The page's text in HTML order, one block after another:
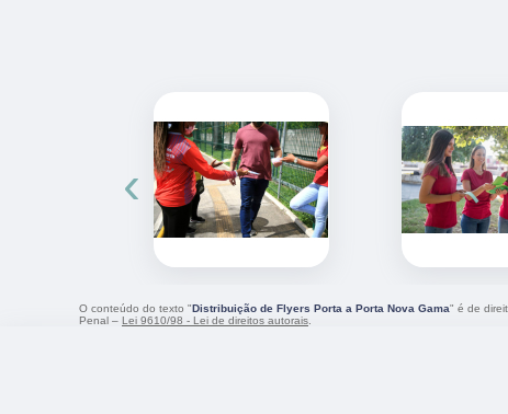
‹
O conteúdo do texto "Distribuição de Flyers Porta a Porta Nova Gama" é de
Penal – Lei 9610/98 - Lei de direitos autorais